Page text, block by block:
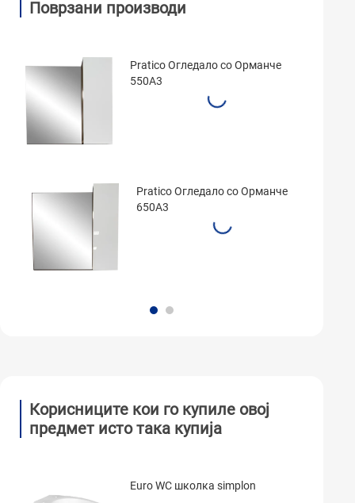
Поврзани производи
Pratico Огледало со Орманче
550A3
Pratico Огледало со Орманче
650A3
Корисниците кои го купиле овој
предмет исто така купија
Euro WC школка simplon